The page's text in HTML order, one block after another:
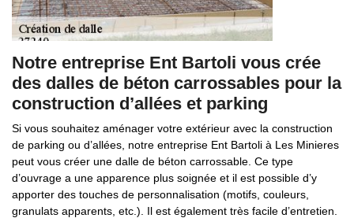
Notre entreprise Ent Bartoli vous crée
des dalles de béton carrossables pour la
construction d’allées et parking
Si vous souhaitez aménager votre extérieur avec la construction
de parking ou d’allées, notre entreprise Ent Bartoli à Les Minieres
peut vous créer une dalle de béton carrossable. Ce type
d’ouvrage a une apparence plus soignée et il est possible d’y
apporter des touches de personnalisation (motifs, couleurs,
granulats apparents, etc.). Il est également très facile d’entretien.